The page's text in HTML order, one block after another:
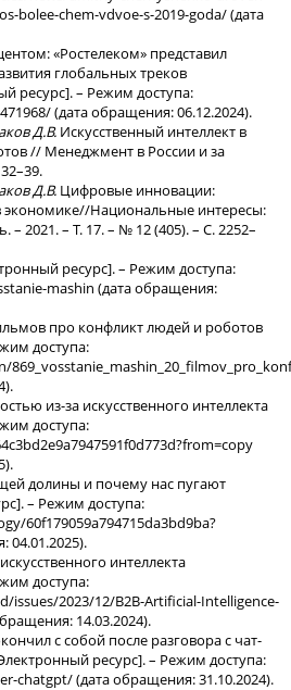
bolee-chem-vdvoe-s-2019-goda/ (дата
«Ростелеком» представил
глобальных треков
ресурс]. – Режим доступа:
(дата обращения: 06.12.2024).
Д.В. Искусственный интеллект в
// Менеджмент в России и за
Д.В. Цифровые инновации:
экономике//Национальные интересы:
– 2021. – Т. 17. – № 12 (405). – С. 2252–
ресурс]. – Режим доступа:
mashin (дата обращения:
про конфликт людей и роботов
доступа:
из-за искусственного интеллекта
доступа:
долины и почему нас пугают
– Режим доступа:
60f179059a794715da3bd9ba?
04.01.2025).
интеллекта
доступа:
2023/12/B2B-Artificial-Intelligence-
14.03.2024).
с собой после разговора с чат-
ресурс]. – Режим доступа:
chatgpt/ (дата обращения: 31.10.2024).